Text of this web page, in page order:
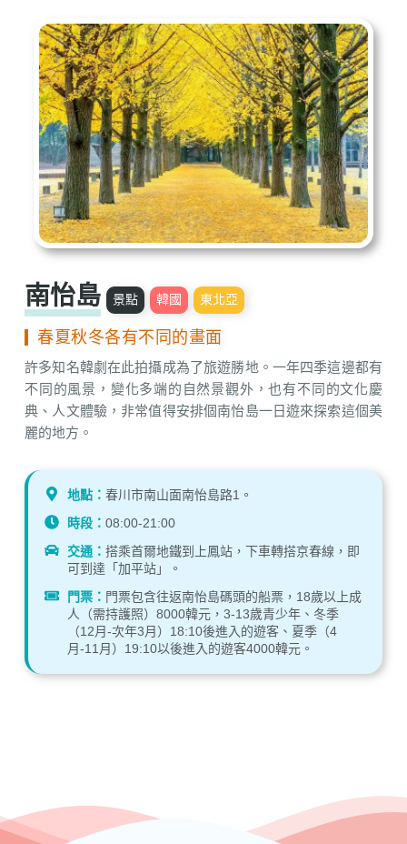
南怡島 景點 韓國 東北亞
春夏秋冬各有不同的畫面
許多知名韓劇在此拍攝成為了旅遊勝地。一年四季這邊都有
不同的風景，變化多端的自然景觀外，也有不同的文化慶
典、人文體驗，非常值得安排個南怡島一日遊來探索這個美
麗的地方。
地點：春川市南山面南怡島路1。
時段：08:00-21:00
交通：搭乘首爾地鐵到上鳳站，下車轉搭京春線，即
可到達「加平站」。
門票： 門票包含往返南怡島碼頭的船票，18歲以上成
人（需持護照）8000韓元，3-13歲青少年、冬季
（12月-次年3月）18:10後進入的遊客、夏季（4
月-11月）19:10以後進入的遊客4000韓元。